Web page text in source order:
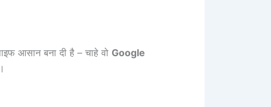
आसान बना दी है – चाहे वो Google